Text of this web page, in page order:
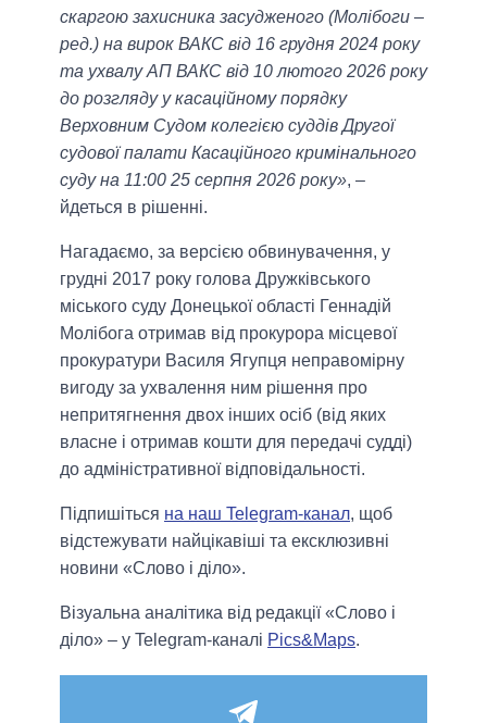
скаргою захисника засудженого (Молібоги –
ред.) на вирок ВАКС від 16 грудня 2024 року
та ухвалу АП ВАКС від 10 лютого 2026 року
до розгляду у касаційному порядку
Верховним Судом колегією суддів Другої
судової палати Касаційного кримінального
суду на 11:00 25 серпня 2026 року», –
йдеться в рішенні.
Нагадаємо, за версією обвинувачення, у
грудні 2017 року голова Дружківського
міського суду Донецької області Геннадій
Молібога отримав від прокурора місцевої
прокуратури Василя Ягупця неправомірну
вигоду за ухвалення ним рішення про
непритягнення двох інших осіб (від яких
власне і отримав кошти для передачі судді)
до адміністративної відповідальності.
Підпишіться на наш Telegram-канал, щоб
відстежувати найцікавіші та ексклюзивні
новини «Слово і діло».
Візуальна аналітика від редакції «Слово і
діло» – у Telegram-каналі Pics&Maps.